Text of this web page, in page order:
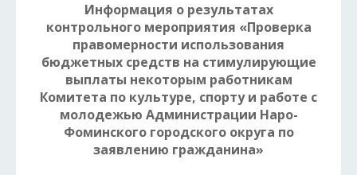
Информация о результатах
контрольного мероприятия «Проверка
правомерности использования
бюджетных средств на стимулирующие
выплаты некоторым работникам
Комитета по культуре, спорту и работе с
молодежью Администрации Наро-
Фоминского городского округа по
заявлению гражданина»